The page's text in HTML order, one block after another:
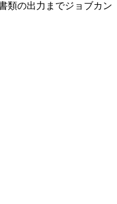
類の出力までジョブカン